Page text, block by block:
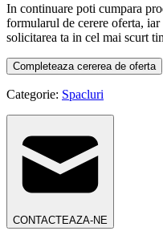
In continuare poti cumpara
formularul de cerere oferta,
solicitarea ta in cel mai scurt
Completeaza cererea de oferta
Categorie: Spacluri
CONTACTEAZA-NE